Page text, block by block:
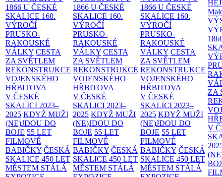
1866 U ČESKÉ
SKALICE 160.
VÝROČÍ
PRUSKO-
RAKOUSKÉ
VÁLKY CESTA
ZA SVĚTLEM
REKONSTRUKCE
VOJENSKÉHO
HŘBITOVA
V ČESKÉ
SKALICI 2023–
2025 KDYŽ MUŽI
(NE)JDOU DO
BOJE 55 LET
FILMOVÉ
BABIČKY ČESKÁ
SKALICE 450 LET
MĚSTEM STÁLÁ
1866 U ČESKÉ
SKALICE 160.
VÝROČÍ
PRUSKO-
RAKOUSKÉ
VÁLKY CESTA
ZA SVĚTLEM
REKONSTRUKCE
VOJENSKÉHO
HŘBITOVA
V ČESKÉ
SKALICI 2023–
2025 KDYŽ MUŽI
(NE)JDOU DO
BOJE 55 LET
FILMOVÉ
BABIČKY ČESKÁ
SKALICE 450 LET
MĚSTEM STÁLÁ
1866 U ČESKÉ
SKALICE 160.
VÝROČÍ
PRUSKO-
RAKOUSKÉ
VÁLKY CESTA
ZA SVĚTLEM
REKONSTRUKCE
VOJENSKÉHO
HŘBITOVA
V ČESKÉ
SKALICI 2023–
2025 KDYŽ MUŽI
(NE)JDOU DO
BOJE 55 LET
FILMOVÉ
BABIČKY ČESKÁ
SKALICE 450 LET
MĚSTEM STÁLÁ
ZA
V